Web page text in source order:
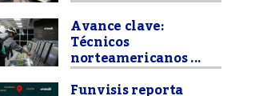
Avance clave:
Técnicos
norteamericanos ...
Funvisis reporta